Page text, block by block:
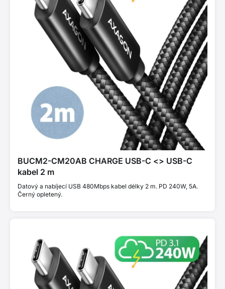
BUCM2-CM20AB CHARGE USB-C <> USB-C
kabel 2 m
Datový a nabíjecí USB 480Mbps kabel délky 2 m. PD 240W, 5A.
Černý opletený.